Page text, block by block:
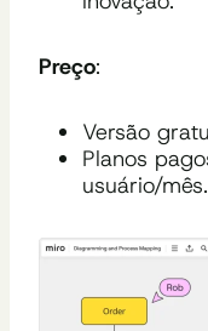
Preço:
Versão
Planos
usuário/mês.